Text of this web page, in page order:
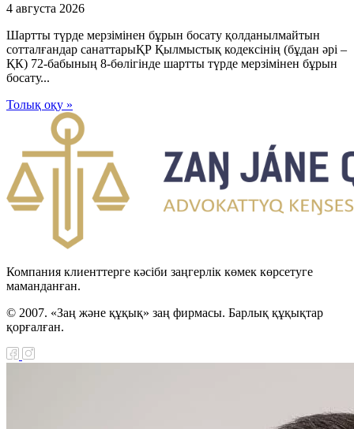
4 августа 2026
Шартты түрде мерзімінен бұрын босату қолданылмайтын
сотталғандар санаттарыҚР Қылмыстық кодексінің (бұдан әрі –
ҚК) 72-бабының 8-бөлігінде шартты түрде мерзімінен бұрын
босату...
Толық оқу »
Компания клиенттерге кәсіби заңгерлік көмек көрсетуге
маманданған.
© 2007. «Заң және құқық» заң фирмасы. Барлық құқықтар
қорғалған.